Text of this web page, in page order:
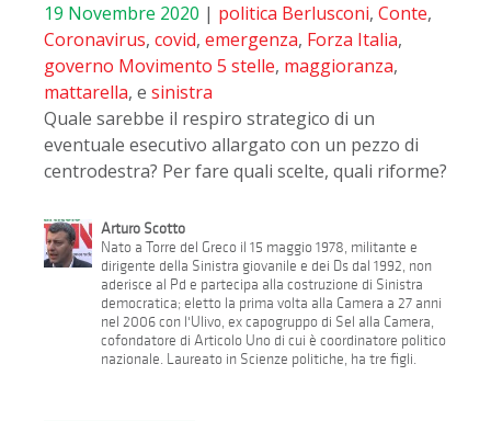
19 Novembre 2020 | politica Berlusconi, Conte,
Coronavirus, covid, emergenza, Forza Italia,
governo Movimento 5 stelle, maggioranza,
mattarella, e sinistra
Quale sarebbe il respiro strategico di un
eventuale esecutivo allargato con un pezzo di
centrodestra? Per fare quali scelte, quali riforme?
Arturo Scotto
Nato a Torre del Greco il 15 maggio 1978, militante e
dirigente della Sinistra giovanile e dei Ds dal 1992, non
aderisce al Pd e partecipa alla costruzione di Sinistra
democratica; eletto la prima volta alla Camera a 27 anni
nel 2006 con l'Ulivo, ex capogruppo di Sel alla Camera,
cofondatore di Articolo Uno di cui è coordinatore politico
nazionale. Laureato in Scienze politiche, ha tre figli.